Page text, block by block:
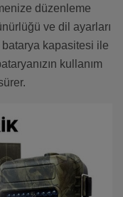
düzenleme
ve dil ayarları
kapasitesi ile
kullanım